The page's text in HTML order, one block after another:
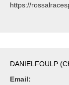
https://
DANIELFOULP
Email: